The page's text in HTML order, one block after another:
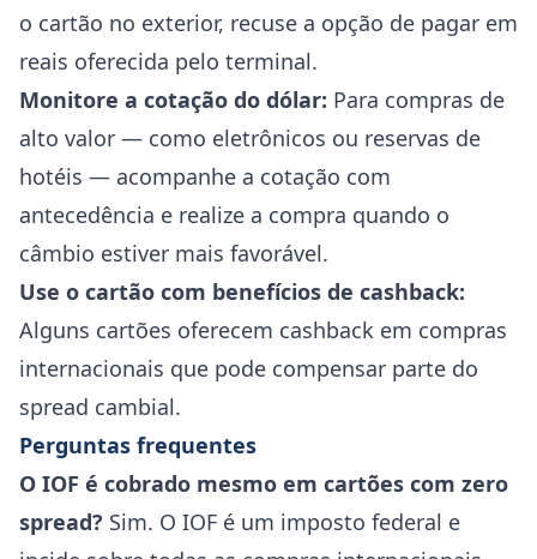
o cartão no exterior, recuse a opção de pagar em
reais oferecida pelo terminal.
Monitore a cotação do dólar: Para compras de
alto valor — como eletrônicos ou reservas de
hotéis — acompanhe a cotação com
antecedência e realize a compra quando o
câmbio estiver mais favorável.
Use o cartão com benefícios de cashback:
Alguns cartões oferecem cashback em compras
internacionais que pode compensar parte do
spread cambial.
Perguntas frequentes
O IOF é cobrado mesmo em cartões com zero
spread? Sim. O IOF é um imposto federal e